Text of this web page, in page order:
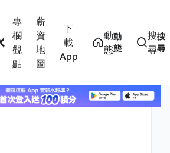
專
欄
觀
點
薪
資
地
圖
下
載
App
動
態
動
態
搜
尋
搜
尋